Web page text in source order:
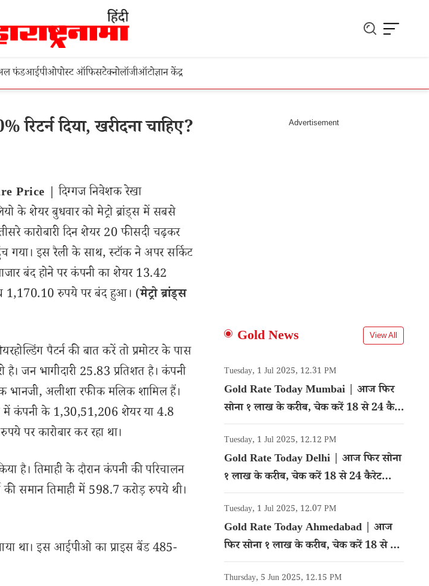
फंडआईपीओपोस्ट ऑफिसटेक्नोलॉजीऑटोज्ञान केंद्र
दिया, खरीदना चाहिए?
Price | दिग्गज निवेशक रेखा
के शेयर बुधवार को मेट्रो ब्रांड्स में सबसे
कारोबारी दिन शेयर 20 फीसदी चढ़कर
इस रैली के साथ, स्टॉक ने अपर सर्किट
बंद होने पर कंपनी का शेयर 13.42
1,170.10 रुपये पर बंद हुआ। (मेट्रो ब्रांड्स
पैटर्न की बात करें तो प्रमोटर के पास
है। जन भागीदारी 25.83 प्रतिशत है। कंपनी
भानजी, अलीशा रफीक मलिक शामिल हैं।
में कंपनी के 1,30,51,206 शेयर या 4.8
पर कारोबार कर रहा था।
है। तिमाही के दौरान कंपनी की परिचालन
समान तिमाही में 598.7 करोड़ रुपये थी।
था। इस आईपीओ का प्राइस बैंड 485-
Gold News View All
Tuesday, 1 Jul 2025, 12.31 PM
Gold Rate Today Mumbai | आज फिर
सोना १ लाख के करीब, चेक करें 18 से 24 कैरेट
गोल्ड का रेट
Tuesday, 1 Jul 2025, 12.12 PM
Gold Rate Today Delhi | आज फिर सोना
१ लाख के करीब, चेक करें 18 से 24 कैरेट
गोल्ड का रेट
Tuesday, 1 Jul 2025, 12.07 PM
Gold Rate Today Ahmedabad | आज
फिर सोना १ लाख के करीब, चेक करें 18 से 24
कैरेट गोल्ड का रेट
Thursday, 5 Jun 2025, 12.15 PM